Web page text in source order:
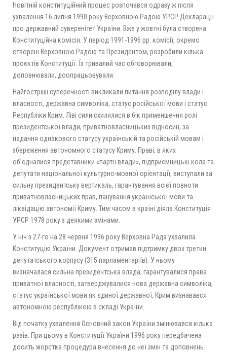
Новітній конституційний процес розпочався одразу ж після
ухвалення 16 липня 1990 року Верховною Радою УРСР Декларації
про державний суверенітет України. Вже у жовтні була створена
Конституційна комісія. У період 1991-1996 рр. комісії, окремо
створені Верховною Радою та Президентом, розробили кілька
проєктів Конституції. Їх тривалий час обговорювали,
доповнювали, доопрацьовували.
Найгостріші суперечності викликали питання розподілу влади і
власності, державна символіка, статус російської мови і статус
Республіки Крим. Ліві сили схилялися в бік применшення ролі
президентської влади, приватновласницьких відносин, за
надання однакового статусу українській та російській мовам і
збереження автономного статусу Криму. Праві, в яких
об’єдналися представники «партії влади», підприємницькі кола та
депутати національної культурно-мовної орієнтації, виступали за
сильну президентську вертикаль, гарантування всієї повноти
приватновласницьких прав, панування української мови та
ліквідацію автономії Криму. Тим часом в країні діяла Конституція
УРСР 1978 року з деякими змінами.
У ніч з 27-го на 28 червня 1996 року Верховна Рада ухвалила
Конституцію України. Документ отримав підтримку двох третин
депутатського корпусу (315 парламентаріїв). У ньому
визначалася сильна президентська влада, гарантувалися права
приватної власності, затверджувалися нова державна символіка,
статус української мови як єдиної державної, Крим визнавався
автономною республікою в складі України.
Від початку ухвалення Основний закон України змінювався кілька
разів. При цьому в Конституції України 1996 року передбачена
досить жорстка процедура внесення до неї змін та доповнень.